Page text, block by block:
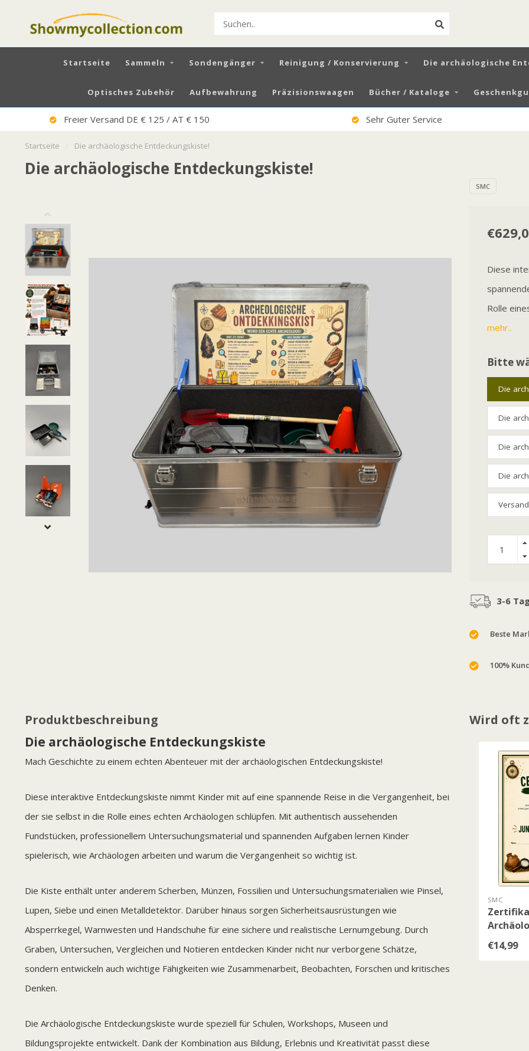
Startseite Sammeln Sondengänger Reinigung / Konservierung Die archäologische
Optisches Zubehör Aufbewahrung Präzisionswaagen Bücher / Kataloge
Freier Versand DE € 125 / AT € 150 Sehr Guter Service
Startseite Die archäologische Entdeckungskiste!
Die archäologische Entdeckungskiste!
SMC
Diese
Rolle
mehr..
Bitte
Die
Die
Die
Die
3-6
Beste
100%
Produktbeschreibung
Die archäologische Entdeckungskiste
Mach Geschichte zu einem echten Abenteuer mit der archäologischen Entdeckungskiste!
Diese interaktive Entdeckungskiste nimmt Kinder mit auf eine spannende Reise in die Vergangenheit, bei
der sie selbst in die Rolle eines echten Archäologen schlüpfen. Mit authentisch aussehenden
Fundstücken, professionellem Untersuchungsmaterial und spannenden Aufgaben lernen Kinder
spielerisch, wie Archäologen arbeiten und warum die Vergangenheit so wichtig ist.
Die Kiste enthält unter anderem Scherben, Münzen, Fossilien und Untersuchungsmaterialien wie Pinsel,
Lupen, Siebe und einen Metalldetektor. Darüber hinaus sorgen Sicherheitsausrüstungen wie
Absperrkegel, Warnwesten und Handschuhe für eine sichere und realistische Lernumgebung. Durch
Graben, Untersuchen, Vergleichen und Notieren entdecken Kinder nicht nur verborgene Schätze,
sondern entwickeln auch wichtige Fähigkeiten wie Zusammenarbeit, Beobachten, Forschen und kritisches
Denken.
Die Archäologische Entdeckungskiste wurde speziell für Schulen, Workshops, Museen und
Bildungsprojekte entwickelt. Dank der Kombination aus Bildung, Erlebnis und Kreativität passt diese
Wird oft
SMC
€14,99